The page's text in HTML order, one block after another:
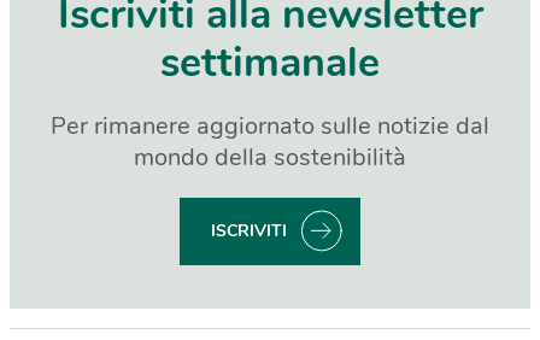
Iscriviti alla newsletter
settimanale
Per rimanere aggiornato sulle notizie dal
mondo della sostenibilità
ISCRIVITI